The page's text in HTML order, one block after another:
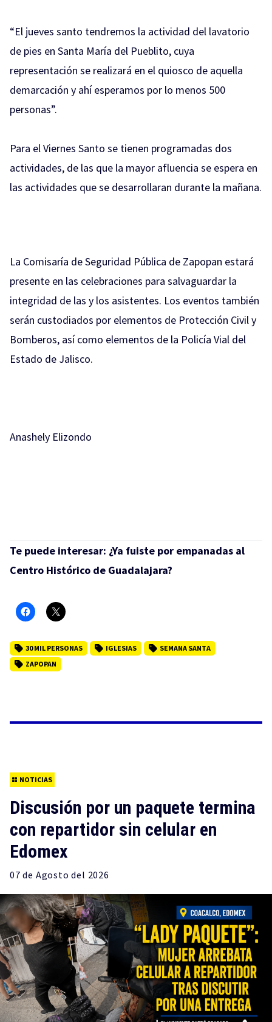
“El jueves santo tendremos la actividad del lavatorio
de pies en Santa María del Pueblito, cuya
representación se realizará en el quiosco de aquella
demarcación y ahí esperamos por lo menos 500
personas”.
Para el Viernes Santo se tienen programadas dos
actividades, de las que la mayor afluencia se espera en
las actividades que se desarrollaran durante la mañana.
La Comisaría de Seguridad Pública de Zapopan estará
presente en las celebraciones para salvaguardar la
integridad de las y los asistentes. Los eventos también
serán custodiados por elementos de Protección Civil y
Bomberos, así como elementos de la Policía Vial del
Estado de Jalisco.
Anashely Elizondo
Te puede interesar: ¿Ya fuiste por empanadas al
Centro Histórico de Guadalajara?
30 MIL PERSONAS IGLESIAS
SEMANA SANTA
ZAPOPAN
NOTICIAS
Discusión por un paquete termina
con repartidor sin celular en
Edomex
07 de Agosto del 2026